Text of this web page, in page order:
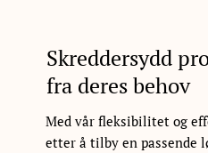
Skreddersydd
fra deres behov
Med vår fleksibilitet og
etter å tilby en passende